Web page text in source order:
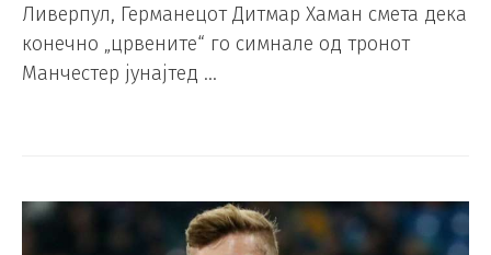
Ливерпул, Германецот Дитмар Хаман смета дека
конечно „црвените“ го симнале од тронот
Манчестер јунајтед …